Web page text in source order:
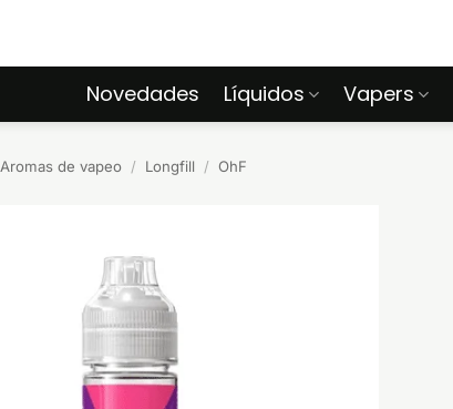
Novedades Líquidos Vapers
Aromas de vapeo / Longfill / OhF